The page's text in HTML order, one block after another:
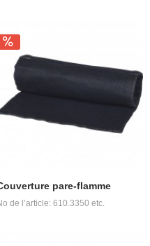
pare-flamme
de l’article: 610.3350 etc.